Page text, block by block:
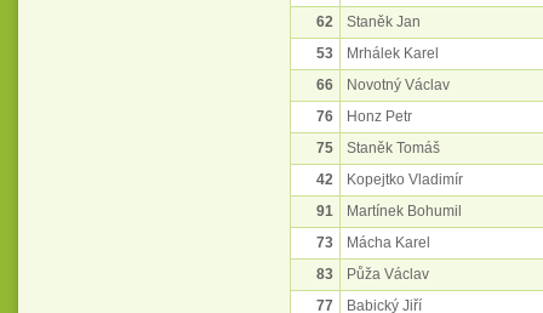
62
Staněk Jan
53
Mrhálek Karel
66
Novotný Václav
76
Honz Petr
75
Staněk Tomáš
42
Kopejtko Vladimír
91
Martínek Bohumil
73
Mácha Karel
83
Půža Václav
77
Babický Jiří